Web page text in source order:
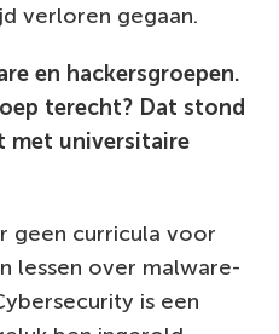
verloren gegaan.
en hackersgroepen.
terecht? Dat stond
met universitaire
geen curricula voor
lessen over malware-
is een